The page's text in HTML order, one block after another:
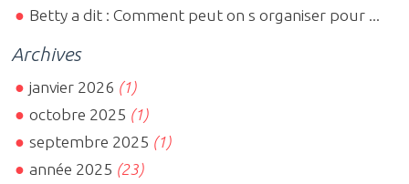
Betty a dit : Comment peut on s organiser pour ...
Archives
janvier 2026 (1)
octobre 2025 (1)
septembre 2025 (1)
année 2025 (23)